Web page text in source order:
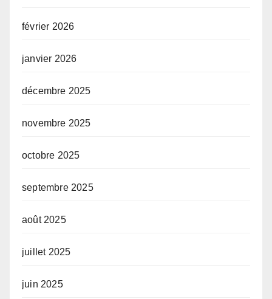
février 2026
janvier 2026
décembre 2025
novembre 2025
octobre 2025
septembre 2025
août 2025
juillet 2025
juin 2025